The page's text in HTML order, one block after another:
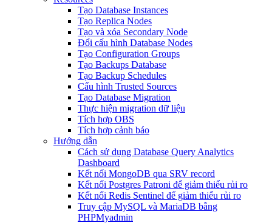
Tạo Database Instances
Tạo Replica Nodes
Tạo và xóa Secondary Node
Đổi cấu hình Database Nodes
Tạo Configuration Groups
Tạo Backups Database
Tạo Backup Schedules
Cấu hình Trusted Sources
Tạo Database Migration
Thực hiện migration dữ liệu
Tích hợp OBS
Tích hợp cảnh báo
Hướng dẫn
Cách sử dụng Database Query Analytics
Dashboard
Kết nối MongoDB qua SRV record
Kết nối Postgres Patroni để giảm thiểu rủi ro
Kết nối Redis Sentinel để giảm thiểu rủi ro
Truy cập MySQL và MariaDB bằng
PHPMyadmin